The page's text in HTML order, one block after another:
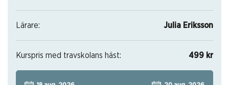
Lärare: Julia Eriksson
Kurspris med travskolans häst: 499 kr